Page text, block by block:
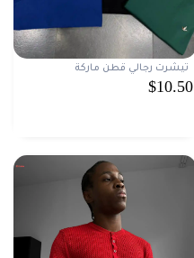
تيشرت رجالي قطن ماركة
$10.50